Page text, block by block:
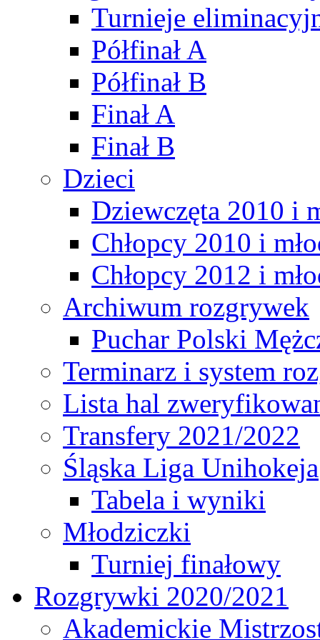
Turnieje
Półfinał A
Półfinał B
Finał A
Finał B
Dzieci
Dziewczęta 2010 i
Chłopcy 2010 i
Chłopcy 2012 i
Archiwum rozgrywek
Puchar Polski
Terminarz i system
Lista hal
Transfery 2021/2022
Śląska Liga Unihokeja
Tabela i wyniki
Młodziczki
Turniej finałowy
Rozgrywki 2020/2021
Akademickie